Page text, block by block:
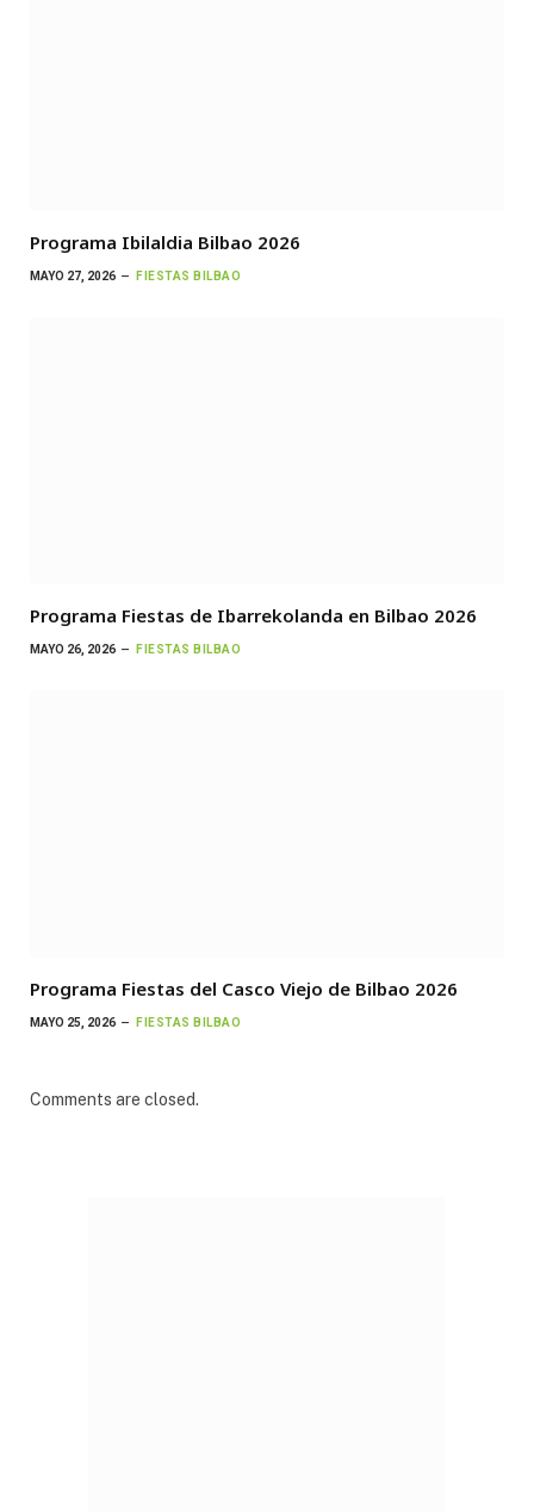
Programa Ibilaldia Bilbao 2026
MAYO 27, 2026 FIESTAS BILBAO
Programa Fiestas de Ibarrekolanda en Bilbao 2026
MAYO 26, 2026 FIESTAS BILBAO
Programa Fiestas del Casco Viejo de Bilbao 2026
MAYO 25, 2026 FIESTAS BILBAO
Comments are closed.